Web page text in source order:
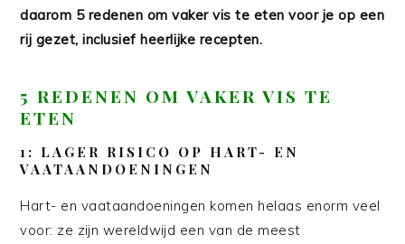
daarom 5 redenen om vaker vis te eten voor je op een
rij gezet, inclusief heerlijke recepten.
5 REDENEN OM VAKER VIS TE
ETEN
1: LAGER RISICO OP HART- EN
VAATAANDOENINGEN
Hart- en vaataandoeningen komen helaas enorm veel
voor: ze zijn wereldwijd een van de meest